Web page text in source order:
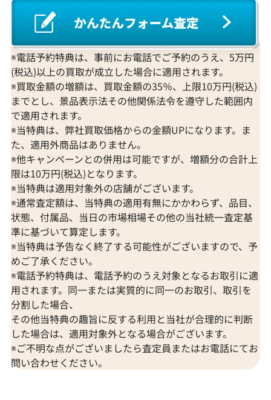
※電話予約特典は、事前にお電話でご予約のうえ、5万円
(税込)以上の買取が成立した場合に適用されます。
※買取金額の増額は、買取金額の35％、上限10万円(税込)
までとし、景品表示法その他関係法令を遵守した範囲内
で適用されます。
※当特典は、弊社買取価格からの金額UPになります。ま
た、適用外商品はありません。
※他キャンペーンとの併用は可能ですが、増額分の合計上
限は10万円(税込)となります。
※当特典は適用対象外の店舗がございます。
※通常査定額は、当特典の適用有無にかかわらず、品目、
状態、付属品、当日の市場相場その他の当社統一査定基
準に基づいて算定します。
※当特典は予告なく終了する可能性がございますので、予
めご了承ください。
※電話予約特典は、電話予約のうえ対象となるお取引に適
用されます。同一または実質的に同一のお取引、取引を
分割した場合、
その他当特典の趣旨に反する利用と当社が合理的に判断
した場合は、適用対象外となる場合がございます。
※ご不明な点がございましたら査定員またはお電話にてお
問い合わせください。